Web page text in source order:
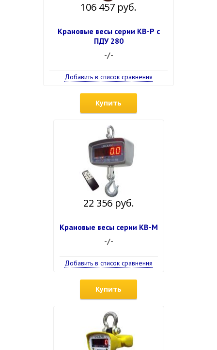
106 457 руб.
Крановые весы серии КВ-Р с
ПДУ 280
-/-
Добавить в список сравнения
Купить
22 356 руб.
Крановые весы серии КВ-М
-/-
Добавить в список сравнения
Купить